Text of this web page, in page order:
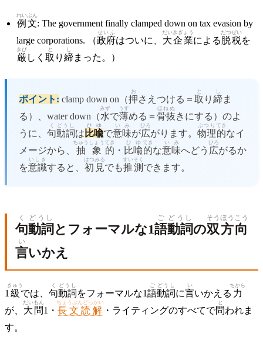
例文
れいぶん
: The government finally clamped down on tax evasion by
large corporations. （政府
せいふ
はついに、 大
だい
企業
きぎょう
による脱税
だつぜい
を
厳
きび
しく 取
と
り 締
し
まった。）
ポイント: clamp down on（押
お
さえつける＝ 取
と
り 締
し
ま
る）、water down（水
みず
で薄
うす
める＝ 骨抜
ほねぬ
きにする）のよ
うに、 句
く
動詞
どうし
は 比喩
ひゆ
で意味
いみ
が広
ひろ
がります。 物理
ぶつり
的
てき
なイ
メージから、
抽象
ちゅうしょう
的
てき
・ 比喩
ひゆ
的
てき
な意味
いみ
へどう 広
ひろ
がるか
を意識
いしき
すると、 初
はつ
見
みる
でも推測
すいそく
できます。
句
く
動詞
どうし
とフォーマルな1語
ご
動詞
どうし
の双方向
そうほうこう
言
い
いかえ
1 級
きゅう
では、 句
く
動詞
どうし
をフォーマルな1語
ご
動詞
どうし
に言
い
いかえる 力
ちから
が、 大
だい
問
もん
1・ 長文読解
ちょうぶんどっかい
・ライティングのすべてで問
と
われま
す。